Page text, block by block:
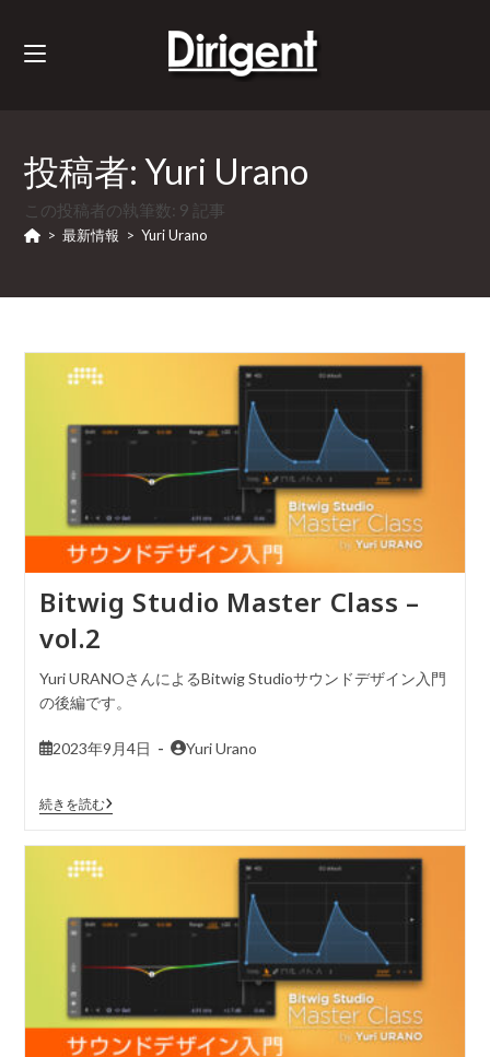
投稿者:Yuri Urano
この投稿者の執筆数: 9 記事
> 最新情報 > Yuri Urano
Bitwig Studio Master Class –
vol.2
Yuri URANOさんによるBitwig Studioサウンドデザイン入門
の後編です。
2023年9月4日 Yuri Urano
続きを読む